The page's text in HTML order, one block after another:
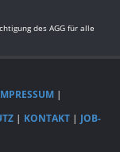
des AGG für alle
|
| KONTAKT | JOB-